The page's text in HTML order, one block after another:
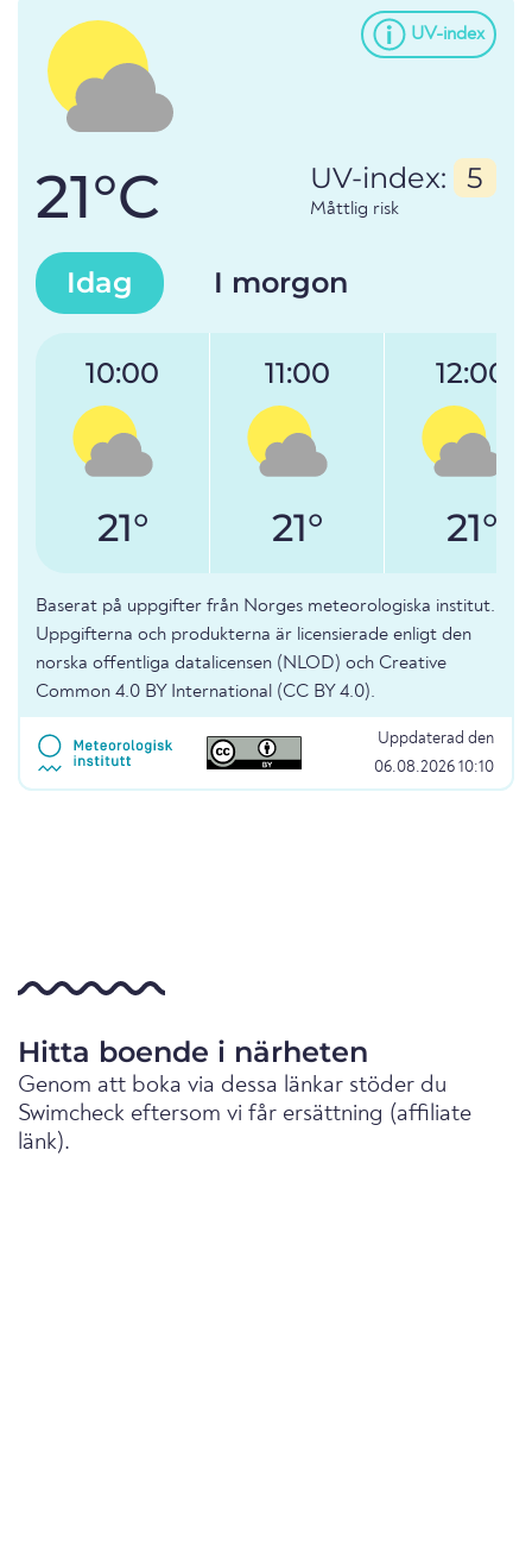
UV-index
21°C UV-index: 5
Måttlig risk
Idag I morgon
10:00
21°
11:00
21°
12:00
21°
Baserat på uppgifter från Norges meteorologiska institut.
Uppgifterna och produkterna är licensierade enligt den
norska offentliga datalicensen (NLOD) och Creative
Common 4.0 BY International (CC BY 4.0).
Uppdaterad den
06.08.2026 10:10
Hitta boende i närheten
Genom att boka via dessa länkar stöder du
Swimcheck eftersom vi får ersättning (affiliate
länk).